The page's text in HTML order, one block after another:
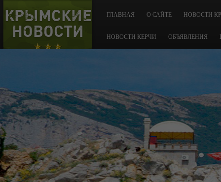
КРЫМСКИЕ
НОВОСТИ
ГЛАВНАЯ О САЙТЕ НОВОСТИ
НОВОСТИ КЕРЧИ ОБЪЯВЛЕНИЯ